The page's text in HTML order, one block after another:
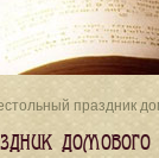
праздник